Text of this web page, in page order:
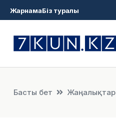
ЖарнамаБіз туралы
Басты бет Жаңалықтар